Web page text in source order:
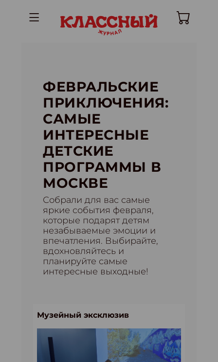
ФЕВРАЛЬСКИЕ
ПРИКЛЮЧЕНИЯ:
САМЫЕ
ИНТЕРЕСНЫЕ
ДЕТСКИЕ
ПРОГРАММЫ В
МОСКВЕ
Собрали для вас самые
яркие события февраля,
которые подарят детям
незабываемые эмоции и
впечатления. Выбирайте,
вдохновляйтесь и
планируйте самые
интересные выходные!
Музейный эксклюзив